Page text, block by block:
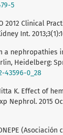
5
2012 Clinical
Int.
a nephropathies
Heidelberg:
43596-0_28
K. Effect of
2015